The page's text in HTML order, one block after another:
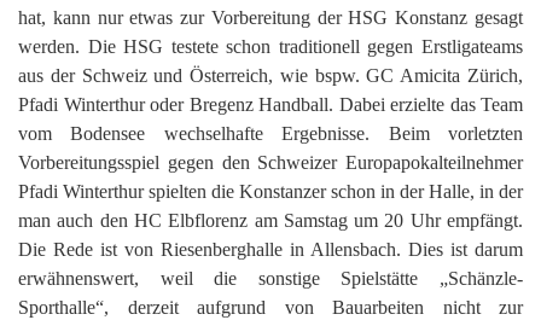
hat, kann nur etwas zur Vorbereitung der HSG Konstanz gesagt
werden. Die HSG testete schon traditionell gegen Erstligateams
aus der Schweiz und Österreich, wie bspw. GC Amicita Zürich,
Pfadi Winterthur oder Bregenz Handball. Dabei erzielte das Team
vom Bodensee wechselhafte Ergebnisse. Beim vorletzten
Vorbereitungsspiel gegen den Schweizer Europapokalteilnehmer
Pfadi Winterthur spielten die Konstanzer schon in der Halle, in der
man auch den HC Elbflorenz am Samstag um 20 Uhr empfängt.
Die Rede ist von Riesenberghalle in Allensbach. Dies ist darum
erwähnenswert, weil die sonstige Spielstätte „Schänzle-
Sporthalle“, derzeit aufgrund von Bauarbeiten nicht zur